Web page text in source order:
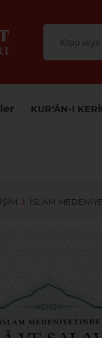
KUR'ÂN-I
İSLAM